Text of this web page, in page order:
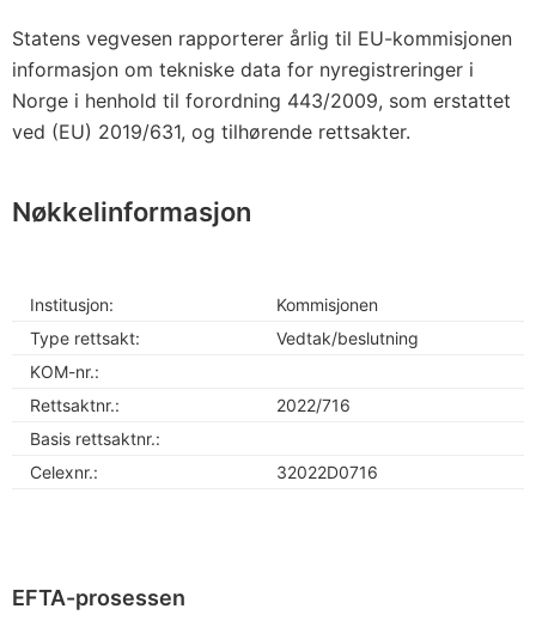
Statens vegvesen rapporterer årlig til EU-kommisjonen
informasjon om tekniske data for nyregistreringer i
Norge i henhold til forordning 443/2009, som erstattet
ved (EU) 2019/631, og tilhørende rettsakter.
Nøkkelinformasjon
Institusjon:
Kommisjonen
Type rettsakt:
Vedtak/beslutning
KOM-nr.:
Rettsaktnr.:
2022/716
Basis rettsaktnr.:
Celexnr.:
32022D0716
EFTA-prosessen